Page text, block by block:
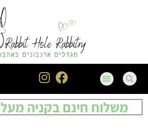
משלוח חינם בקניה מעל 250 ש"ח